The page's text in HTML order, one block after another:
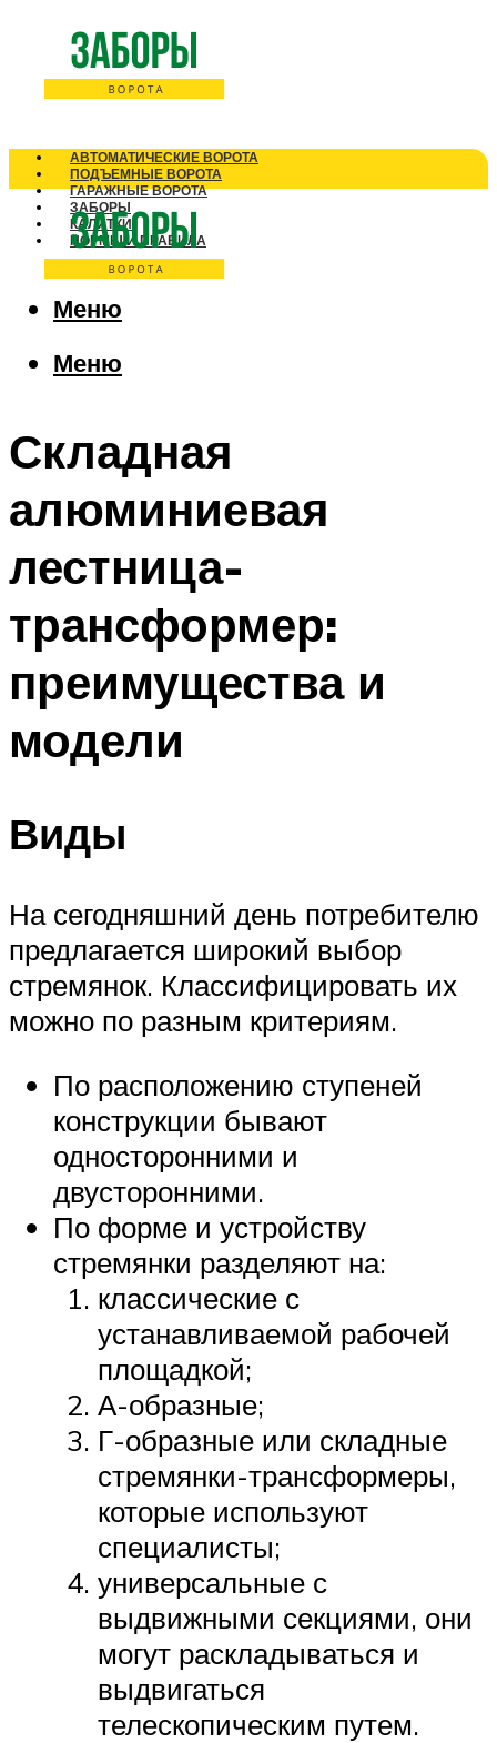
АВТОМАТИЧЕСКИЕ ВОРОТА
ПОДЪЕМНЫЕ ВОРОТА
ГАРАЖНЫЕ ВОРОТА
ЗАБОРЫ
КАЛИТКИ
НОРМЫ И ПРАВИЛА
Меню
Меню
Складная
алюминиевая
лестница-
трансформер:
преимущества и
модели
Виды
На сегодняшний день потребителю
предлагается широкий выбор
стремянок. Классифицировать их
можно по разным критериям.
По расположению ступеней
конструкции бывают
односторонними и
двусторонними.
По форме и устройству
стремянки разделяют на:
классические с
устанавливаемой рабочей
площадкой;
А-образные;
Г-образные или складные
стремянки-трансформеры,
которые используют
специалисты;
универсальные с
выдвижными секциями, они
могут раскладываться и
выдвигаться
телескопическим путем.